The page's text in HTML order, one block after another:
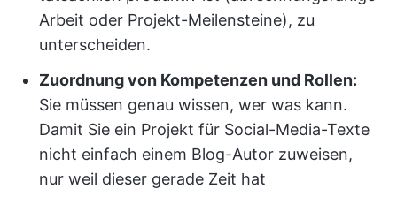
Arbeit oder Projekt-Meilensteine), zu
unterscheiden.
Zuordnung von Kompetenzen und Rollen:
Sie müssen genau wissen, wer was kann.
Damit Sie ein Projekt für Social-Media-Texte
nicht einfach einem Blog-Autor zuweisen,
nur weil dieser gerade Zeit hat